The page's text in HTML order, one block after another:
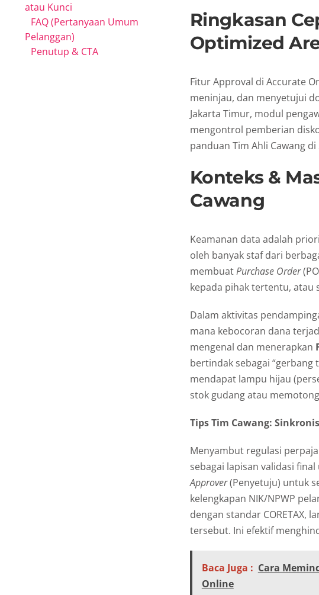
Ringkasan
Optimized
Fitur Approval di Accurate
meninjau, dan menyetujui
Jakarta Timur, modul
mengontrol pemberian
panduan Tim Ahli Cawang di
Konteks &
Cawang
Keamanan data adalah
oleh banyak staf dari
membuatPurchase Order
kepada pihak tertentu, atau
Dalam aktivitas
mana kebocoran dana
mengenal dan menerapkan
bertindak sebagai
mendapat lampu hijau
stok gudang atau
Tips Tim Cawang:
Menyambut regulasi
sebagai lapisan validasi
Approver(Penyetuju) untuk
kelengkapan NIK/NPWP
dengan standar CORETAX,
tersebut. Ini efektif
Baca Juga : Cara
Online
atau Kunci
FAQ (Pertanyaan Umum
Pelanggan)
Penutup & CTA